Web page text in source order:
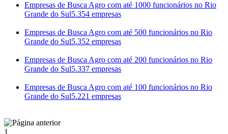
Empresas de Busca Agro com até 1000 funcionários no Rio
Grande do Sul5.354 empresas
Empresas de Busca Agro com até 500 funcionários no Rio
Grande do Sul5.352 empresas
Empresas de Busca Agro com até 200 funcionários no Rio
Grande do Sul5.337 empresas
Empresas de Busca Agro com até 100 funcionários no Rio
Grande do Sul5.221 empresas
1